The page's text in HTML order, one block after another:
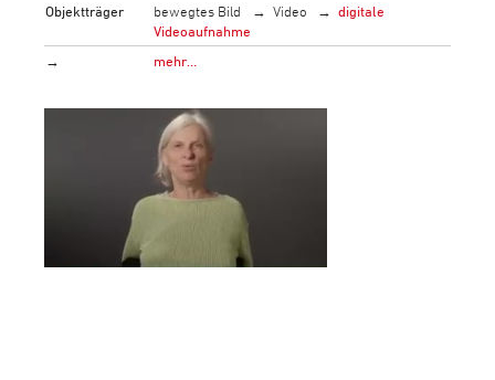
Objektträger
bewegtes Bild Video
digitale
Videoaufnahme
→
mehr…